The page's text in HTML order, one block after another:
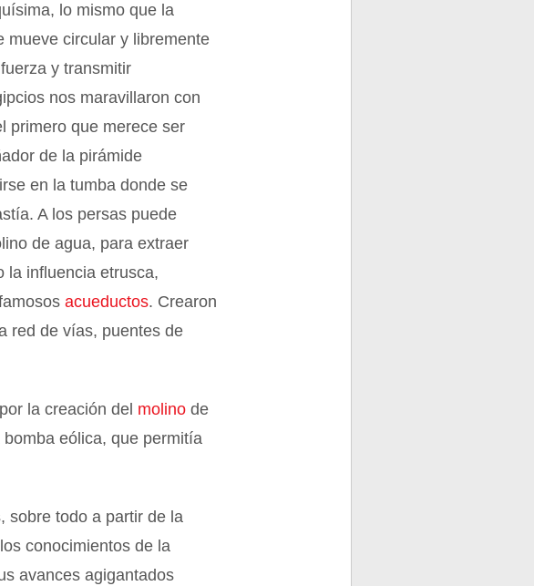
lo mismo que la
mueve circular y libremente
y transmitir
nos maravillaron con
primero que merece ser
de la pirámide
en la tumba donde se
A los persas puede
de agua, para extraer
la influencia etrusca,
acueductos. Crearon
red de vías, puentes de
la creación del molino de
eólica, que permitía
sobre todo a partir de la
conocimientos de la
avances agigantados